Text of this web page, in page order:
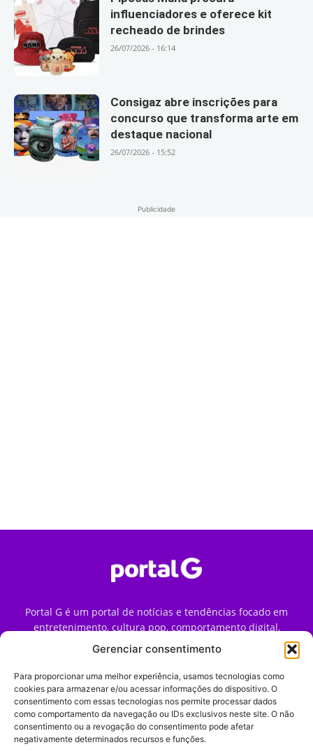
Gerenciar consentimento
Para proporcionar uma melhor experiência, usamos tecnologias como
cookies para armazenar e/ou acessar informações do dispositivo. O
consentimento com essas tecnologias nos permite processar dados
como comportamento da navegação ou IDs exclusivos neste site. O não
consentimento ou a revogação do consentimento pode afetar
negativamente determinados recursos e funções.
influenciadores e oferece kit
recheado de brindes
26/07/2026 - 16:14
Consigaz abre inscrições para
concurso que transforma arte em
destaque nacional
26/07/2026 - 15:52
Publicidade
Portal G é um portal de notícias e tendências focado em
entretenimento, cultura pop, comportamento digital,
streaming, games e iniciativas de marca que impactam a
forma como o público vive e consome internet no Brasil.
Contato:contato@portalg.com.br